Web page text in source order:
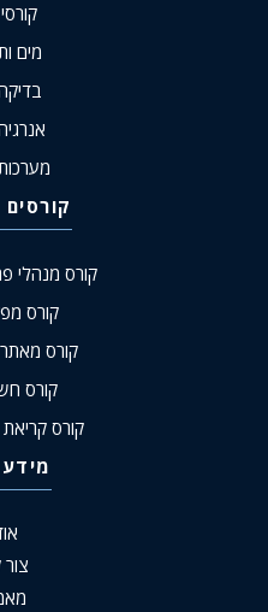
מים
קורסים
קורס מנהלי
קורס
קורס מאתר
קורס
קורס קריאת